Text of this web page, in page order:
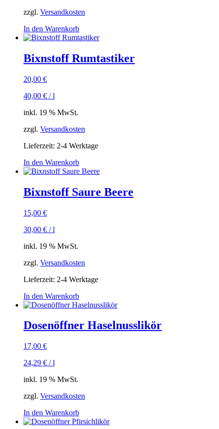
zzgl. Versandkosten
In den Warenkorb
Bixnstoff Rumtastiker
20,00 €
40,00 € /l
inkl. 19 % MwSt.
zzgl. Versandkosten
Lieferzeit: 2-4 Werktage
In den Warenkorb
Bixnstoff Saure Beere
15,00 €
30,00 € /l
inkl. 19 % MwSt.
zzgl. Versandkosten
Lieferzeit: 2-4 Werktage
In den Warenkorb
Dosenöffner Haselnusslikör
17,00 €
24,29 € /l
inkl. 19 % MwSt.
zzgl. Versandkosten
In den Warenkorb